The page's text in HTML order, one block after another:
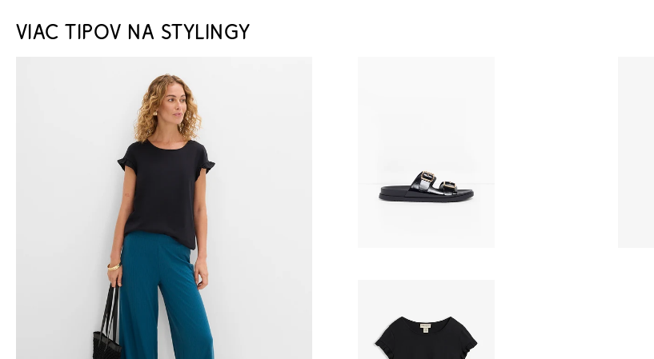
VIAC TIPOV NA STYLINGY